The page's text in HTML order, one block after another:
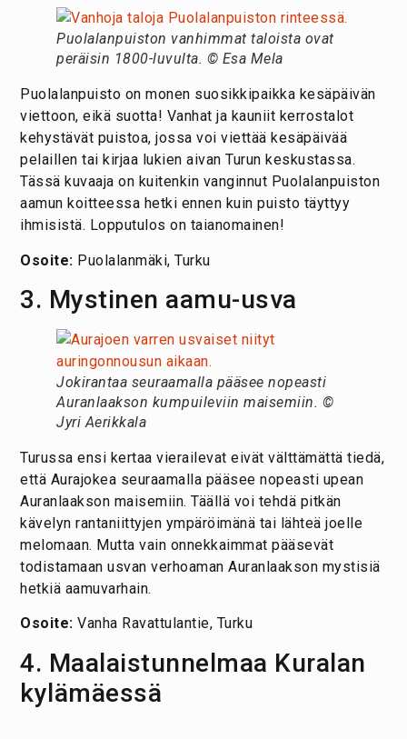
Puolalanpuiston vanhimmat taloista ovat
peräisin 1800-luvulta. © Esa Mela
Puolalanpuisto on monen suosikkipaikka kesäpäivän
viettoon, eikä suotta! Vanhat ja kauniit kerrostalot
kehystävät puistoa, jossa voi viettää kesäpäivää
pelaillen tai kirjaa lukien aivan Turun keskustassa.
Tässä kuvaaja on kuitenkin vanginnut Puolalanpuiston
aamun koitteessa hetki ennen kuin puisto täyttyy
ihmisistä. Lopputulos on taianomainen!
Osoite: Puolalanmäki, Turku
3. Mystinen aamu-usva
Jokirantaa seuraamalla pääsee nopeasti
Auranlaakson kumpuileviin maisemiin. ©
Jyri Aerikkala
Turussa ensi kertaa vierailevat eivät välttämättä tiedä,
että Aurajokea seuraamalla pääsee nopeasti upean
Auranlaakson maisemiin. Täällä voi tehdä pitkän
kävelyn rantaniittyjen ympäröimänä tai lähteä joelle
melomaan. Mutta vain onnekkaimmat pääsevät
todistamaan usvan verhoaman Auranlaakson mystisiä
hetkiä aamuvarhain.
Osoite: Vanha Ravattulantie, Turku
4. Maalaistunnelmaa Kuralan
kylämäessä